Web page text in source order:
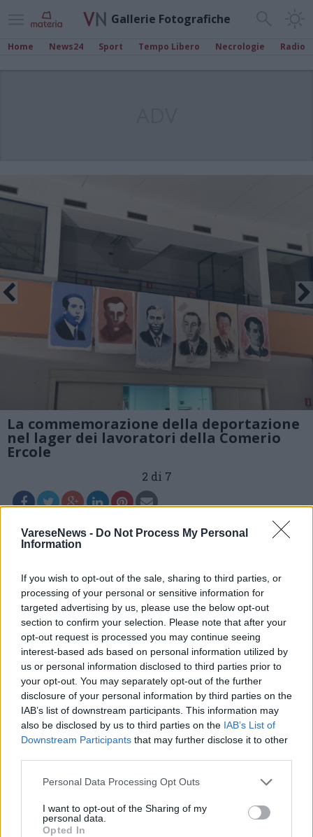
VareseNews - Do Not Process My Personal
Information
If you wish to opt-out of the sale, sharing to third parties, or
processing of your personal or sensitive information for
targeted advertising by us, please use the below opt-out
section to confirm your selection. Please note that after your
opt-out request is processed you may continue seeing
interest-based ads based on personal information utilized by
us or personal information disclosed to third parties prior to
your opt-out. You may separately opt-out of the further
disclosure of your personal information by third parties on the
IAB’s list of downstream participants. This information may
also be disclosed by us to third parties on the IAB’s List of
Downstream Participants that may further disclose it to other
Personal Data Processing Opt Outs
I want to opt-out of the Sharing of my
personal data.
Opted In
Gallerie Fotografiche
Home News24 Sport Tempo Libero Necrologie Radio
La commemorazione della deportazione
nel lager dei lavoratori della Comerio
Ercole
2 di 7
Leggi l'articolo:
Busto ricorda il sacrificio dei lavoratori della Comerio
ADV
Commenti
Accedi o